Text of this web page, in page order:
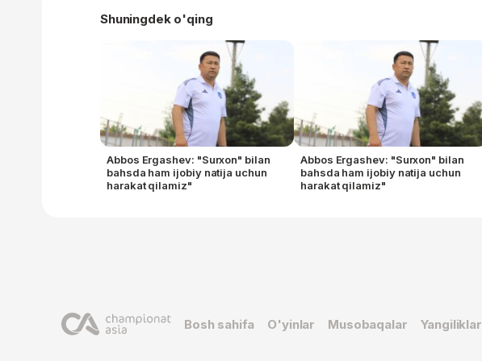
Shuningdek o'qing
Abbos Ergashev: "Surxon" bilan
bahsda ham ijobiy natija uchun
harakat qilamiz"
Abbos Ergashev: "Surxon" bilan
bahsda ham ijobiy natija uchun
harakat qilamiz"
Bosh sahifa O'yinlar Musobaqalar Yangiliklar